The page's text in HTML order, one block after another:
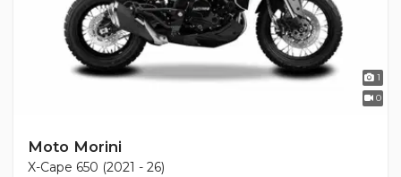
1
0
Moto Morini
X-Cape 650 (2021 - 26)